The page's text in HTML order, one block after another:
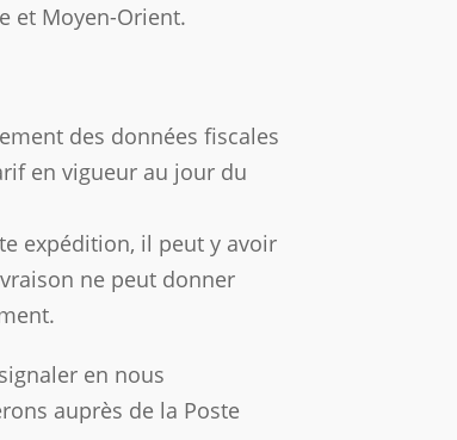
et Moyen-Orient.
des données fiscales
en vigueur au jour du
expédition, il peut y avoir
ne peut donner
en nous
auprès de la Poste